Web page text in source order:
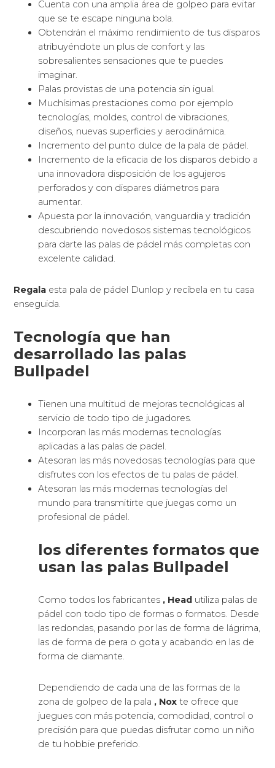
Cuenta con una amplia área de golpeo para evitar
que se te escape ninguna bola.
Obtendrán el máximo rendimiento de tus disparos
atribuyéndote un plus de confort y las
sobresalientes sensaciones que te puedes
imaginar.
Palas provistas de una potencia sin igual.
Muchísimas prestaciones como por ejemplo
tecnologías, moldes, control de vibraciones,
diseños, nuevas superficies y aerodinámica.
Incremento del punto dulce de la pala de pádel.
Incremento de la eficacia de los disparos debido a
una innovadora disposición de los agujeros
perforados y con dispares diámetros para
aumentar.
Apuesta por la innovación, vanguardia y tradición
descubriendo novedosos sistemas tecnológicos
para darte las palas de pádel más completas con
excelente calidad.
Regala esta pala de pádel Dunlop y recíbela en tu casa
enseguida.
Tecnología que han
desarrollado las palas
Bullpadel
Tienen una multitud de mejoras tecnológicas al
servicio de todo tipo de jugadores.
Incorporan las más modernas tecnologías
aplicadas a las palas de padel.
Atesoran las más novedosas tecnologías para que
disfrutes con los efectos de tu palas de pádel.
Atesoran las más modernas tecnologías del
mundo para transmitirte que juegas como un
profesional de pádel.
los diferentes formatos que
usan las palas Bullpadel
Como todos los fabricantes , Head utiliza palas de
pádel con todo tipo de formas o formatos. Desde
las redondas, pasando por las de forma de lágrima,
las de forma de pera o gota y acabando en las de
forma de diamante.
Dependiendo de cada una de las formas de la
zona de golpeo de la pala , Nox te ofrece que
juegues con más potencia, comodidad, control o
precisión para que puedas disfrutar como un niño
de tu hobbie preferido.